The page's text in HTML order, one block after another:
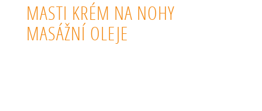
MASTI KRÉM NA NOHY
MASÁŽNÍ OLEJE